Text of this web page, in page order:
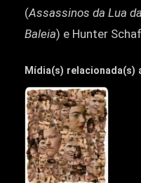
(Assassinos da Lua
Baleia) e Hunter
Mídia(s) relacionada(s)